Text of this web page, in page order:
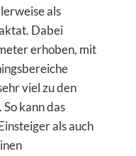
als
Dabei
erhoben, mit
viel zu den
kann das
als auch